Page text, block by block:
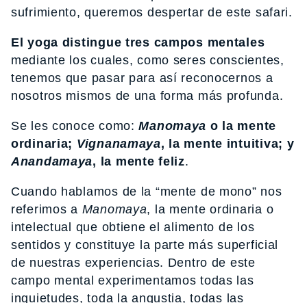
sufrimiento, queremos despertar de este safari.
El yoga distingue tres campos mentales
mediante los cuales, como seres conscientes,
tenemos que pasar para así reconocernos a
nosotros mismos de una forma más profunda.
Se les conoce como:Manomaya o la mente
ordinaria; Vignanamaya, la mente intuitiva; y
Anandamaya, la mente feliz.
Cuando hablamos de la “mente de mono” nos
referimos a Manomaya, la mente ordinaria o
intelectual que obtiene el alimento de los
sentidos y constituye la parte más superficial
de nuestras experiencias. Dentro de este
campo mental experimentamos todas las
inquietudes, toda la angustia, todas las